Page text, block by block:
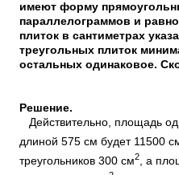
имеют форму
параллелограммов и
плиток в сантиметрах
треугольных плиток
остальных одинаковое.
Решение.
Действительно, площадь
длиной 575 см будет 11500
треугольников 300 см2
, а